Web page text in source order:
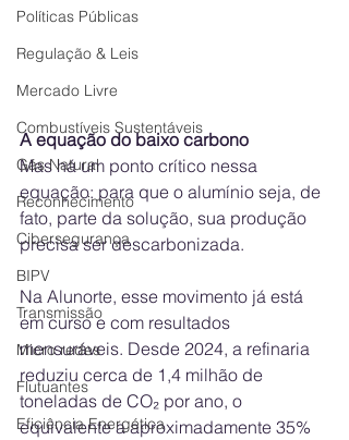
Políticas Públicas
Regulação & Leis
Mercado Livre
Combustíveis Sustentáveis
Gás Natural
Reconhecimento
Cibersegurança
BIPV
Transmissão
Micro redes
Flutuantes
Eficiência Energética
A equação do baixo carbono
Mas há um ponto crítico nessa
equação: para que o alumínio seja, de
fato, parte da solução, sua produção
precisa ser descarbonizada.
Na Alunorte, esse movimento já está
em curso e com resultados
mensuráveis. Desde 2024, a refinaria
reduziu cerca de 1,4 milhão de
toneladas de CO₂ por ano, o
equivalente a aproximadamente 35%